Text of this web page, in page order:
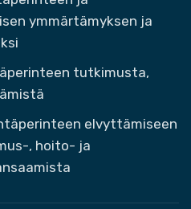
ymmärtämyksen ja
tutkimusta,
elvyttämiseen
, hoito- ja